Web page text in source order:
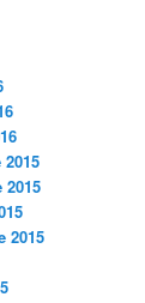
2015
2015